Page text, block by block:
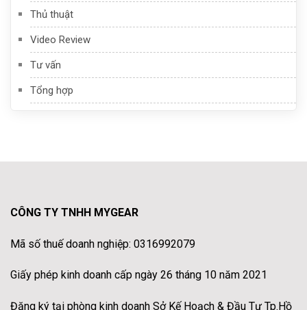
Thủ thuật
Video Review
Tư vấn
Tổng hợp
CÔNG TY TNHH MYGEAR
Mã số thuế doanh nghiệp: 0316992079
Giấy phép kinh doanh cấp ngày 26 tháng 10 năm 2021
Đăng ký tại phòng kinh doanh Sở Kế Hoạch & Đầu Tư Tp.Hồ